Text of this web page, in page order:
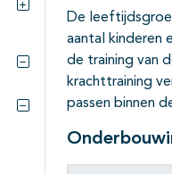
Subpagina's open-
Subpagina's open-
Subpagina's open-
De
aantal kinderen
de training van
krachttraining
passen binnen